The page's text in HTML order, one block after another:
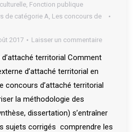
, Fonction publique
de catégorie A, Les concours de
2017 Laisser un commentaire
territorial Comment
d’attaché territorial en
concours d’attaché territorial
la méthodologie des
dissertation) s’entraîner
sujets corrigés comprendre les